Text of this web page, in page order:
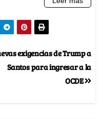
exigencias de Trump a
Santos para ingresar a la
OCDE